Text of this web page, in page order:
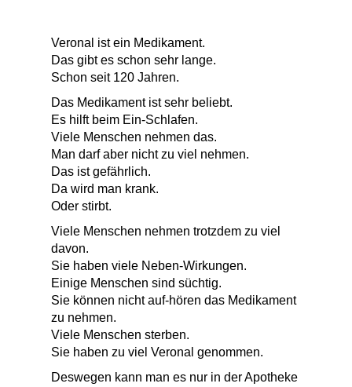
Veronal ist ein Medikament.
Das gibt es schon sehr lange.
Schon seit 120 Jahren.
Das Medikament ist sehr beliebt.
Es hilft beim Ein-Schlafen.
Viele Menschen nehmen das.
Man darf aber nicht zu viel nehmen.
Das ist gefährlich.
Da wird man krank.
Oder stirbt.
Viele Menschen nehmen trotzdem zu viel
davon.
Sie haben viele Neben-Wirkungen.
Einige Menschen sind süchtig.
Sie können nicht auf-hören das Medikament
zu nehmen.
Viele Menschen sterben.
Sie haben zu viel Veronal genommen.
Deswegen kann man es nur in der Apotheke